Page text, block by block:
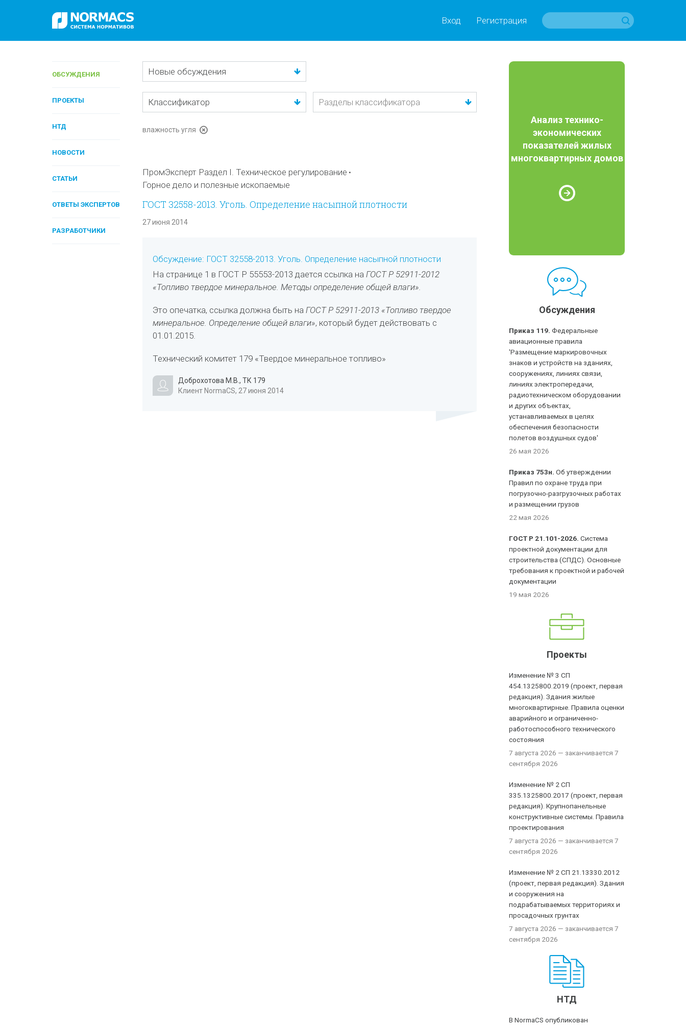
Вход Регистрация
ОБСУЖДЕНИЯ
ПРОЕКТЫ
НТД
НОВОСТИ
СТАТЬИ
ОТВЕТЫ ЭКСПЕРТОВ
РАЗРАБОТЧИКИ
Новые обсуждения
Классификатор
влажность угля
ПромЭксперт Раздел I. Техническое регулирование
Горное дело и полезные ископаемые
ГОСТ 32558-2013. Уголь. Определение насыпной плотности
27 июня 2014
Обсуждение: ГОСТ 32558-2013. Уголь. Определение насыпной плотности
На странице 1 в ГОСТ Р 55553-2013 дается ссылка на ГОСТ Р 52911-2012
«Топливо твердое минеральное. Методы определение общей влаги».
Это опечатка, ссылка должна быть на ГОСТ Р 52911-2013 «Топливо твердое
минеральное. Определение общей влаги», который будет действовать с
01.01.2015.
Технический комитет 179 «Твердое минеральное топливо»
Доброхотова М.В., ТК 179
Клиент NormaCS, 27 июня 2014
Анализ технико-
экономических
показателей жилых
многоквартирных домов
Обсуждения
Приказ 119. Федеральные
авиационные правила
'Размещение маркировочных
знаков и устройств на зданиях,
сооружениях, линиях связи,
линиях электропередачи,
радиотехническом оборудовании
и других объектах,
устанавливаемых в целях
обеспечения безопасности
полетов воздушных судов'
26 мая 2026
Приказ 753н. Об утверждении
Правил по охране труда при
погрузочно-разгрузочных работах
и размещении грузов
22 мая 2026
ГОСТ Р 21.101-2026. Система
проектной документации для
строительства (СПДС). Основные
требования к проектной и рабочей
документации
19 мая 2026
Проекты
Изменение № 3 СП
454.1325800.2019 (проект, первая
редакция). Здания жилые
многоквартирные. Правила оценки
аварийного и ограниченно-
работоспособного технического
состояния
7 августа 2026 — заканчивается 7
сентября 2026
Изменение № 2 СП
335.1325800.2017 (проект, первая
редакция). Крупнопанельные
конструктивные системы. Правила
проектирования
7 августа 2026 — заканчивается 7
сентября 2026
Изменение № 2 СП 21.13330.2012
(проект, первая редакция). Здания
и сооружения на
подрабатываемых территориях и
просадочных грунтах
7 августа 2026 — заканчивается 7
сентября 2026
НТД
В NormaCS опубликован